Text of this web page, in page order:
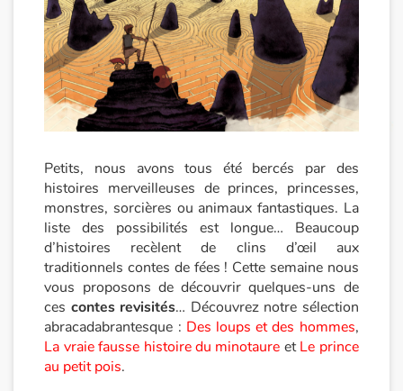
Bibliothèque
Prix
Accueil
Contes d'ici et d'ailleurs
Fable, mythe, littérature et poésie
Princesses et princes, rois, reines et dragons
Ogres, monstres et sorcières
Héroïnes et héros
Écologie, nature, saisons
Petits, nous avons tous été bercés par des
histoires merveilleuses de princes, princesses,
monstres, sorcières ou animaux fantastiques. La
liste des possibilités est longue… Beaucoup
d’histoires recèlent de clins d’œil aux
traditionnels contes de fées ! Cette semaine nous
vous proposons de découvrir quelques-uns de
ces contes revisités… Découvrez notre sélection
abracadabrantesque : Des loups et des hommes,
La vraie fausse histoire du minotaure etLe prince
au petit pois.